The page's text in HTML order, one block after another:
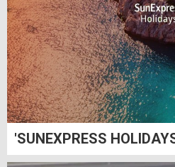
'SUNEXPRESS